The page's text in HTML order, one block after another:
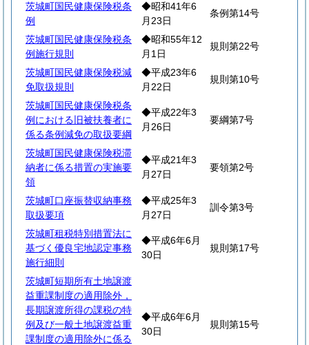
茨城町国民健康保険税条
例
◆昭和41年6
月23日
条例第14号
茨城町国民健康保険税条
例施行規則
◆昭和55年12
月1日
規則第22号
茨城町国民健康保険税減
免取扱規則
◆平成23年6
月22日
規則第10号
茨城町国民健康保険税条
例における旧被扶養者に
係る条例減免の取扱要綱
◆平成22年3
月26日
要綱第7号
茨城町国民健康保険税滞
納者に係る措置の実施要
領
◆平成21年3
月27日
要領第2号
茨城町口座振替収納事務
取扱要項
◆平成25年3
月27日
訓令第3号
茨城町租税特別措置法に
基づく優良宅地認定事務
施行細則
◆平成6年6月
30日
規則第17号
茨城町短期所有土地譲渡
益重課制度の適用除外，
長期譲渡所得の課税の特
例及び一般土地譲渡益重
課制度の適用除外に係る
◆平成6年6月
30日
規則第15号